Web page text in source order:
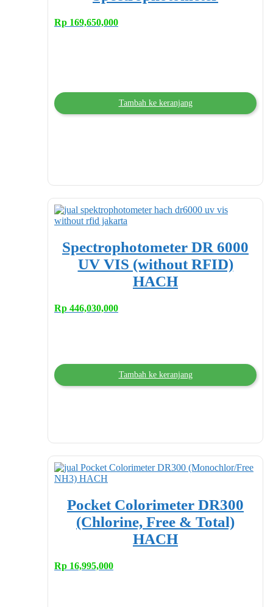
Rp 169,650,000
Tambah ke keranjang
Spectrophotometer DR 6000
UV VIS (without RFID)
HACH
Rp 446,030,000
Tambah ke keranjang
Pocket Colorimeter DR300
(Chlorine, Free & Total)
HACH
Rp 16,995,000